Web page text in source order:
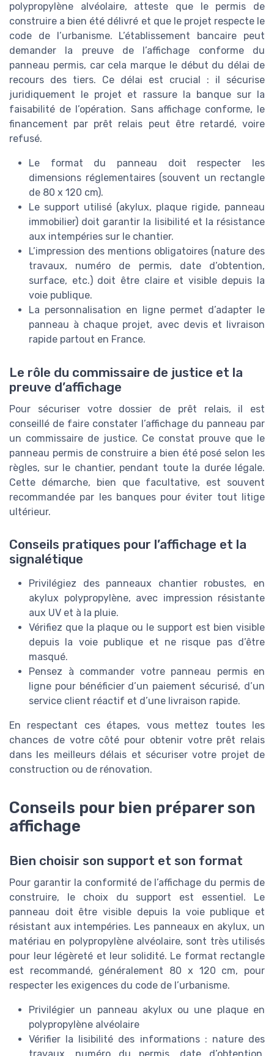
polypropylène alvéolaire, atteste que le permis de
construire a bien été délivré et que le projet respecte le
code de l’urbanisme. L’établissement bancaire peut
demander la preuve de l’affichage conforme du
panneau permis, car cela marque le début du délai de
recours des tiers. Ce délai est crucial : il sécurise
juridiquement le projet et rassure la banque sur la
faisabilité de l’opération. Sans affichage conforme, le
financement par prêt relais peut être retardé, voire
refusé.
Le format du panneau doit respecter les
dimensions réglementaires (souvent un rectangle
de 80 x 120 cm).
Le support utilisé (akylux, plaque rigide, panneau
immobilier) doit garantir la lisibilité et la résistance
aux intempéries sur le chantier.
L’impression des mentions obligatoires (nature des
travaux, numéro de permis, date d’obtention,
surface, etc.) doit être claire et visible depuis la
voie publique.
La personnalisation en ligne permet d’adapter le
panneau à chaque projet, avec devis et livraison
rapide partout en France.
Le rôle du commissaire de justice et la
preuve d’affichage
Pour sécuriser votre dossier de prêt relais, il est
conseillé de faire constater l’affichage du panneau par
un commissaire de justice. Ce constat prouve que le
panneau permis de construire a bien été posé selon les
règles, sur le chantier, pendant toute la durée légale.
Cette démarche, bien que facultative, est souvent
recommandée par les banques pour éviter tout litige
ultérieur.
Conseils pratiques pour l’affichage et la
signalétique
Privilégiez des panneaux chantier robustes, en
akylux polypropylène, avec impression résistante
aux UV et à la pluie.
Vérifiez que la plaque ou le support est bien visible
depuis la voie publique et ne risque pas d’être
masqué.
Pensez à commander votre panneau permis en
ligne pour bénéficier d’un paiement sécurisé, d’un
service client réactif et d’une livraison rapide.
En respectant ces étapes, vous mettez toutes les
chances de votre côté pour obtenir votre prêt relais
dans les meilleurs délais et sécuriser votre projet de
construction ou de rénovation.
Conseils pour bien préparer son
affichage
Bien choisir son support et son format
Pour garantir la conformité de l’affichage du permis de
construire, le choix du support est essentiel. Le
panneau doit être visible depuis la voie publique et
résistant aux intempéries. Les panneaux en akylux, un
matériau en polypropylène alvéolaire, sont très utilisés
pour leur légèreté et leur solidité. Le format rectangle
est recommandé, généralement 80 x 120 cm, pour
respecter les exigences du code de l’urbanisme.
Privilégier un panneau akylux ou une plaque en
polypropylène alvéolaire
Vérifier la lisibilité des informations : nature des
travaux, numéro du permis, date d’obtention,